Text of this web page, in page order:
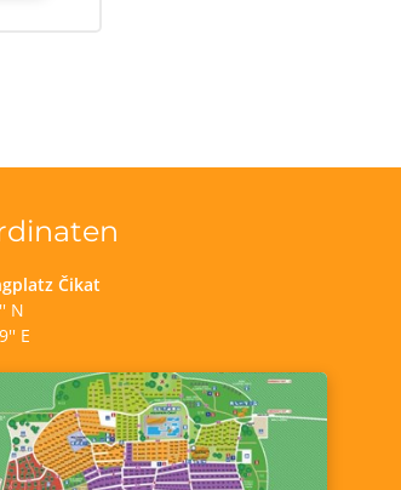
Einige
Čikat
N
E